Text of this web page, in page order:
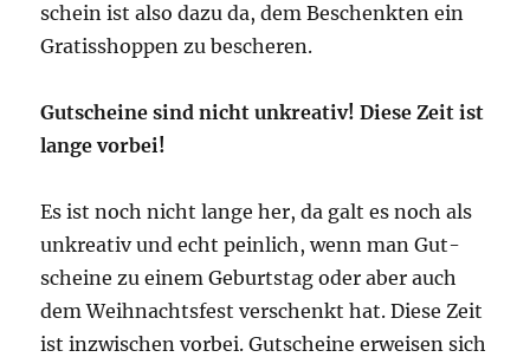
schein ist also dazu da, dem Beschenk­ten ein
Gra­tis­shop­pen zu bescheren.
Gut­schei­ne sind nicht unkrea­tiv! Die­se Zeit ist
lan­ge vorbei!
Es ist noch nicht lan­ge her, da galt es noch als
unkrea­tiv und echt pein­lich, wenn man Gut­
schei­ne zu einem Geburts­tag oder aber auch
dem Weih­nachts­fest ver­schenkt hat. Die­se Zeit
ist inzwi­schen vor­bei. Gut­schei­ne erwei­sen sich